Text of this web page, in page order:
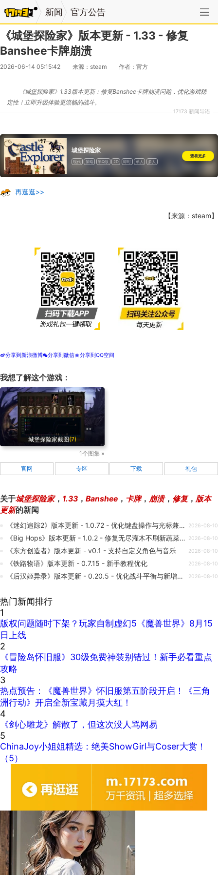
新闻 官方公告
《城堡探险家》版本更新 - 1.33 - 修复
Banshee卡牌崩溃
2026-06-14 05:15:42 来源：steam 作者：官方
17173 新闻导语
《城堡探险家》1.33版本更新：修复Banshee卡牌崩溃问题，优化游戏稳
定性！立即升级体验更流畅的战斗。
城堡探险家
现代 策略 半Q版 2D 即时 单人
多人
查看更多
再逛逛>>
【来源：steam】
t分享到新浪微博w分享到微信z分享到QQ空间
我想了解这个游戏：
城堡探险家截图(7)
1个图集 »
官网 专区 下载 礼包
关于城堡探险家， 1.33 ， Banshee ， 卡牌， 崩溃， 修复， 版本
更新的新闻
《迷幻追踪2》版本更新 - 1.0.72 - 优化键盘操作与光标兼容性 2026-08-10
《Big Hops》版本更新 - 1.0.2 - 修复无尽灌木不刷新蔬菜问题 2026-08-10
《东方创造者》版本更新 - v0.1 - 支持自定义角色与音乐 2026-08-10
《铁路物语》版本更新 - 0.7.15 - 新手教程优化 2026-08-10
《后汉姬异录》版本更新 - 0.20.5 - 优化战斗平衡与新增关卡 2026-08-10
热门新闻排行
1
版权问题随时下架？玩家自制虚幻5《魔兽世界》8月15
日上线
2
《冒险岛怀旧服》30级免费神装别错过！新手必看重点
攻略
3
热点预告：《魔兽世界》怀旧服第五阶段开启！《三角
洲行动》开启全新宝藏月摸大红！
4
《剑心雕龙》解散了，但这次没人骂网易
5
ChinaJoy小姐姐精选：绝美ShowGirl与Coser大赏！
（5）